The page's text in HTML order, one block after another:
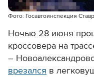
Фото: Госавтоинспекция
Ночью 28 июня
кроссовера на
–
врезался в